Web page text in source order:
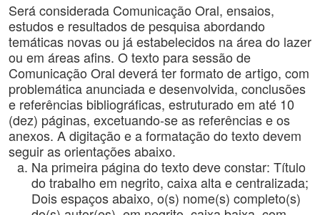
Será considerada Comunicação Oral, ensaios,
estudos e resultados de pesquisa abordando
temáticas novas ou já estabelecidos na área do lazer
ou em áreas afins. O texto para sessão de
Comunicação Oral deverá ter formato de artigo, com
problemática anunciada e desenvolvida, conclusões
e referências bibliográficas, estruturado em até 10
(dez) páginas, excetuando-se as referências e os
anexos. A digitação e a formatação do texto devem
seguir as orientações abaixo.
Na primeira página do texto deve constar: Título
do trabalho em negrito, caixa alta e centralizada;
Dois espaços abaixo, o(s) nome(s) completo(s)